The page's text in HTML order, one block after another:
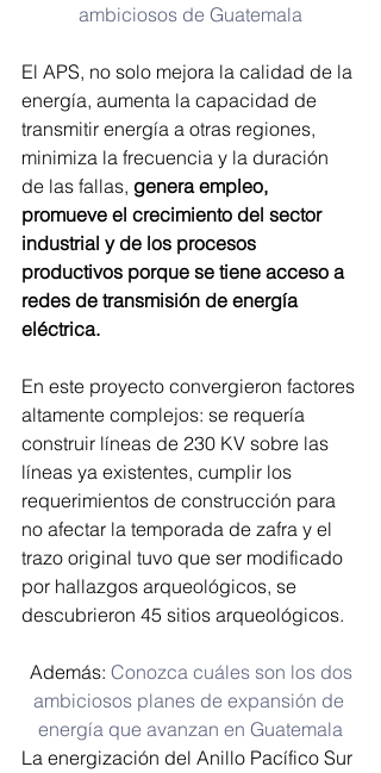
ambiciosos de Guatemala
El APS, no solo mejora la calidad de la
energía, aumenta la capacidad de
transmitir energía a otras regiones,
minimiza la frecuencia y la duración
de las fallas, genera empleo,
promueve el crecimiento del sector
industrial y de los procesos
productivos porque se tiene acceso a
redes de transmisión de energía
eléctrica.
En este proyecto convergieron factores
altamente complejos: se requería
construir líneas de 230 KV sobre las
líneas ya existentes, cumplir los
requerimientos de construcción para
no afectar la temporada de zafra y el
trazo original tuvo que ser modificado
por hallazgos arqueológicos, se
descubrieron 45 sitios arqueológicos.
Además: Conozca cuáles son los dos
ambiciosos planes de expansión de
energía que avanzan en Guatemala
La energización del Anillo Pacífico Sur